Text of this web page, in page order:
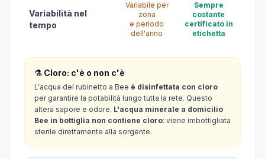
Variabilità nel
tempo
Variabile per
zona
e periodo
dell'anno
Sempre
costante
certificato in
etichetta
⚗️ Cloro: c'è o non c'è
L'acqua del rubinetto a Bee è disinfettata con cloro
per garantire la potabilità lungo tutta la rete. Questo
altera sapore e odore. L'acqua minerale a domicilio
Bee in bottiglia non contiene cloro: viene imbottigliata
sterile direttamente alla sorgente.